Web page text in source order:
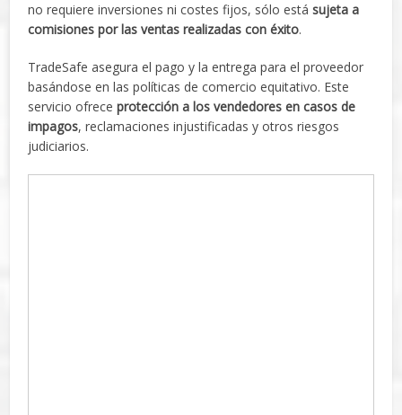
no requiere inversiones ni costes fijos, sólo estásujeta a
comisiones por las ventas realizadas con éxito.
TradeSafe asegura el pago y la entrega para el proveedor
basándose en las políticas de comercio equitativo. Este
servicio ofreceprotección a los vendedores en casos de
impagos, reclamaciones injustificadas y otros riesgos
judiciarios.